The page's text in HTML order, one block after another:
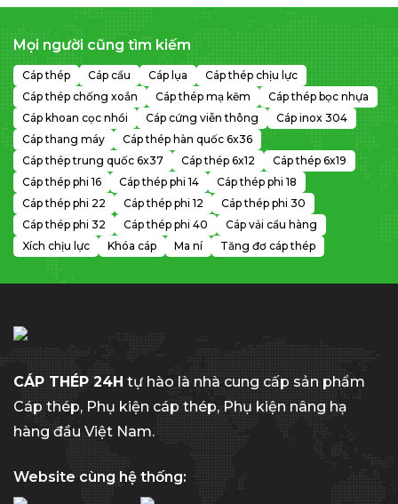
Mọi người cũng tìm kiếm
Cáp thép Cáp cẩu Cáp lụa
Cáp thép chịu lực
Cáp thép chống xoắn
Cáp thép mạ kẽm
Cáp thép bọc nhựa
Cáp khoan cọc nhồi
Cáp cứng viễn thông
Cáp inox 304
Cáp thang máy
Cáp thép hàn quốc 6x36
Cáp thép trung quốc 6x37
Cáp thép 6x12
Cáp thép 6x19
Cáp thép phi 16
Cáp thép phi 14
Cáp thép phi 18
Cáp thép phi 22
Cáp thép phi 12
Cáp thép phi 30
Cáp thép phi 32
Cáp thép phi 40
Cáp vải cẩu hàng
Xích chịu lực
Khóa cáp Ma ní Tăng đơ cáp thép
CÁP THÉP 24H tự hào là nhà cung cấp sản phẩm
Cáp thép, Phụ kiện cáp thép, Phụ kiện nâng hạ
hàng đầu Việt Nam.
Website cùng hệ thống: